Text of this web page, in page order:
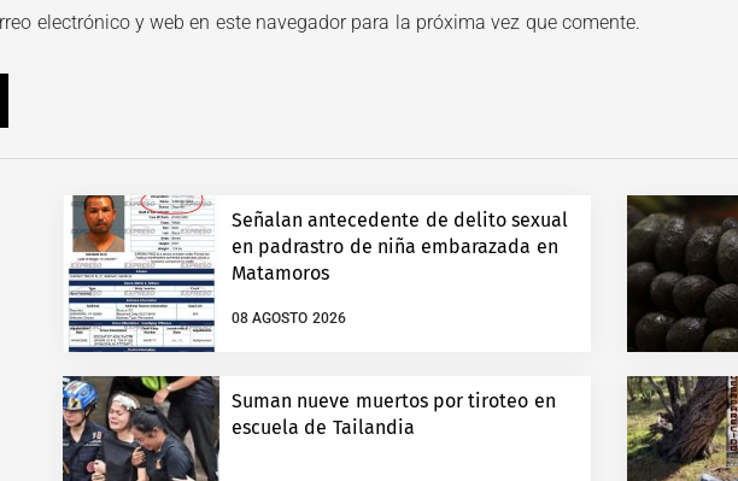
electrónico y web en este navegador para la próxima vez que comente.
Señalan antecedente de delito sexual
en padrastro de niña embarazada en
Matamoros
08 AGOSTO 2026
Suman nueve muertos por tiroteo en
escuela de Tailandia